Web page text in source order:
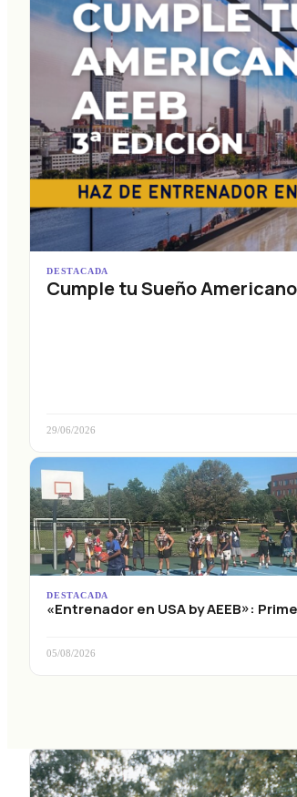
DESTACADA
Cumple tu Sueño
29/06/2026
DESTACADA
«Entrenador en USA by AEEB»:
05/08/2026